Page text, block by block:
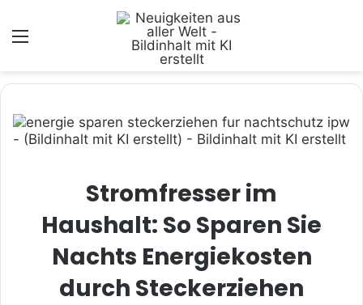
Stromfresser im
Haushalt: So Sparen Sie
Nachts Energiekosten
durch Steckerziehen